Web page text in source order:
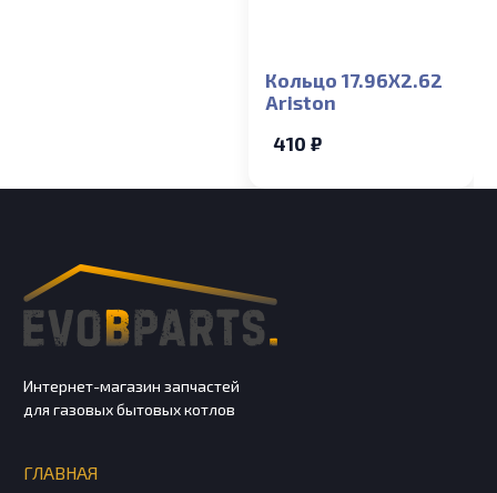
Кольцо 17.96X2.62
Ariston
410 ₽
Интернет-магазин запчастей
для газовых бытовых котлов
ГЛАВНАЯ